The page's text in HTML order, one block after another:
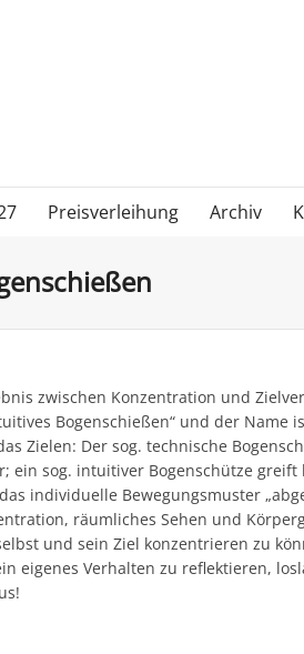
Preisverleihung Archiv
zwischen Konzentration und
Bogenschießen“ und der Name
Zielen: Der sog. technische
ein sog. intuitiver Bogenschütze greift
individuelle Bewegungsmuster
räumliches Sehen und
und sein Ziel konzentrieren zu
eigenes Verhalten zu reflektieren,